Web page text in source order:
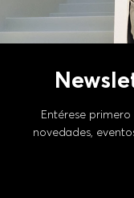
Entérese
novedades,